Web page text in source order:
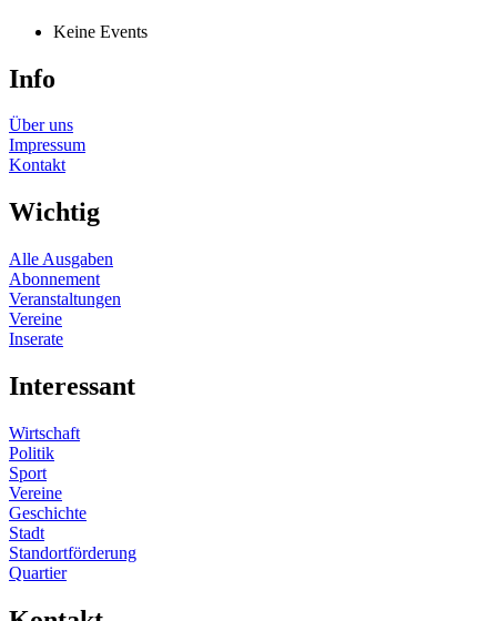
Keine Events
Info
Über uns
Impressum
Kontakt
Wichtig
Alle Ausgaben
Abonnement
Veranstaltungen
Vereine
Inserate
Interessant
Wirtschaft
Politik
Sport
Vereine
Geschichte
Stadt
Standortförderung
Quartier